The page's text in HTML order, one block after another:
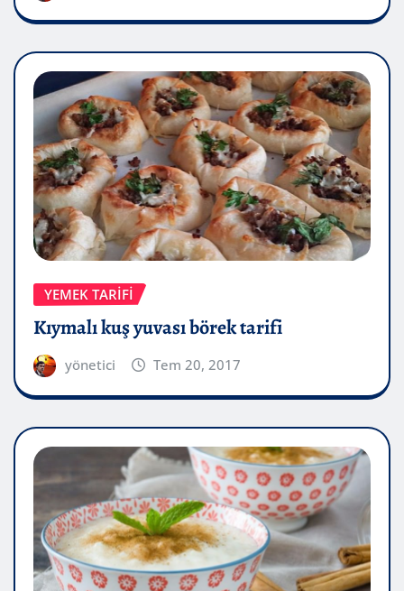
YEMEK TARIFI
Kıymalı kuş yuvası börek tarifi
yönetici Tem 20, 2017